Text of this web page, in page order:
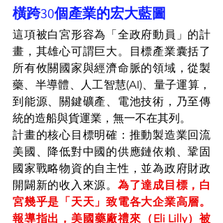
橫跨30個產業的宏大藍圖
這項被白宮形容為「全政府動員」的計
畫，其雄心可謂巨大。目標產業囊括了
所有攸關國家與經濟命脈的領域，從製
藥、半導體、人工智慧(AI)、量子運算，
到能源、關鍵礦產、電池技術，乃至傳
統的造船與貨運業，無一不在其列。
計畫的核心目標明確：推動製造業回流
美國、降低對中國的供應鏈依賴、鞏固
國家戰略物資的自主性，並為政府財政
開闢新的收入來源。 為了達成目標，白
宮幾乎是「天天」致電各大企業高層。
報導指出，美國藥廠禮來（Eli Lilly）被